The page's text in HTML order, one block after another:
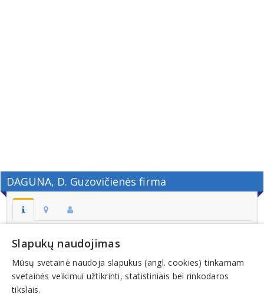
DAGUNA, D. Guzovičienės firma
Adresas:
VILNIUS
Kodas:
124616044
Slapukų naudojimas
Mūsų svetainė naudoja slapukus (angl. cookies) tinkamam
svetainės veikimui užtikrinti, statistiniais bei rinkodaros
tikslais.